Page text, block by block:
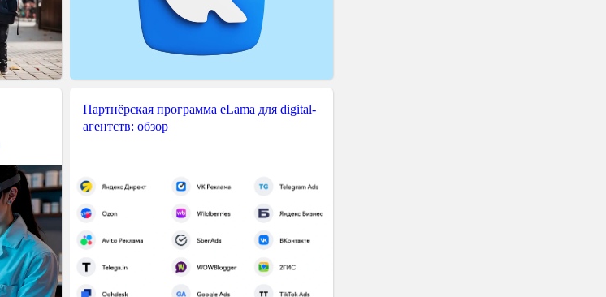
Партнёрская программа eLama для digital-
агентств: обзор